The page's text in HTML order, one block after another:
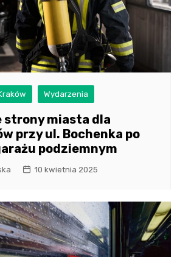
Wydarzenia
strony miasta dla
przy ul. Bochenka po
podziemnym
10 kwietnia 2025